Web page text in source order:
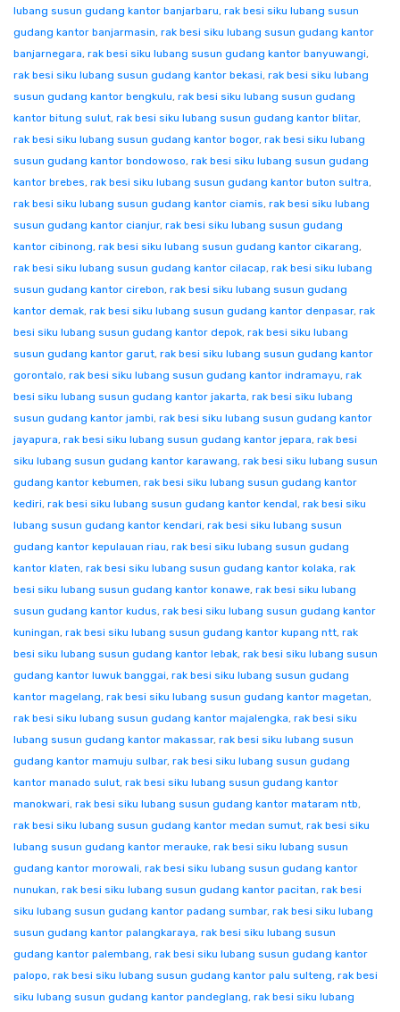
lubang susun gudang kantor banjarbaru, rak besi siku lubang susun
gudang kantor banjarmasin, rak besi siku lubang susun gudang kantor
banjarnegara, rak besi siku lubang susun gudang kantor banyuwangi,
rak besi siku lubang susun gudang kantor bekasi, rak besi siku lubang
susun gudang kantor bengkulu, rak besi siku lubang susun gudang
kantor bitung sulut, rak besi siku lubang susun gudang kantor blitar,
rak besi siku lubang susun gudang kantor bogor, rak besi siku lubang
susun gudang kantor bondowoso, rak besi siku lubang susun gudang
kantor brebes, rak besi siku lubang susun gudang kantor buton sultra,
rak besi siku lubang susun gudang kantor ciamis, rak besi siku lubang
susun gudang kantor cianjur, rak besi siku lubang susun gudang
kantor cibinong, rak besi siku lubang susun gudang kantor cikarang,
rak besi siku lubang susun gudang kantor cilacap, rak besi siku lubang
susun gudang kantor cirebon, rak besi siku lubang susun gudang
kantor demak, rak besi siku lubang susun gudang kantor denpasar, rak
besi siku lubang susun gudang kantor depok, rak besi siku lubang
susun gudang kantor garut, rak besi siku lubang susun gudang kantor
gorontalo, rak besi siku lubang susun gudang kantor indramayu, rak
besi siku lubang susun gudang kantor jakarta, rak besi siku lubang
susun gudang kantor jambi, rak besi siku lubang susun gudang kantor
jayapura, rak besi siku lubang susun gudang kantor jepara, rak besi
siku lubang susun gudang kantor karawang, rak besi siku lubang susun
gudang kantor kebumen, rak besi siku lubang susun gudang kantor
kediri, rak besi siku lubang susun gudang kantor kendal, rak besi siku
lubang susun gudang kantor kendari, rak besi siku lubang susun
gudang kantor kepulauan riau, rak besi siku lubang susun gudang
kantor klaten, rak besi siku lubang susun gudang kantor kolaka, rak
besi siku lubang susun gudang kantor konawe, rak besi siku lubang
susun gudang kantor kudus, rak besi siku lubang susun gudang kantor
kuningan, rak besi siku lubang susun gudang kantor kupang ntt, rak
besi siku lubang susun gudang kantor lebak, rak besi siku lubang susun
gudang kantor luwuk banggai, rak besi siku lubang susun gudang
kantor magelang, rak besi siku lubang susun gudang kantor magetan,
rak besi siku lubang susun gudang kantor majalengka, rak besi siku
lubang susun gudang kantor makassar, rak besi siku lubang susun
gudang kantor mamuju sulbar, rak besi siku lubang susun gudang
kantor manado sulut, rak besi siku lubang susun gudang kantor
manokwari, rak besi siku lubang susun gudang kantor mataram ntb,
rak besi siku lubang susun gudang kantor medan sumut, rak besi siku
lubang susun gudang kantor merauke, rak besi siku lubang susun
gudang kantor morowali, rak besi siku lubang susun gudang kantor
nunukan, rak besi siku lubang susun gudang kantor pacitan, rak besi
siku lubang susun gudang kantor padang sumbar, rak besi siku lubang
susun gudang kantor palangkaraya, rak besi siku lubang susun
gudang kantor palembang, rak besi siku lubang susun gudang kantor
palopo, rak besi siku lubang susun gudang kantor palu sulteng, rak besi
siku lubang susun gudang kantor pandeglang, rak besi siku lubang